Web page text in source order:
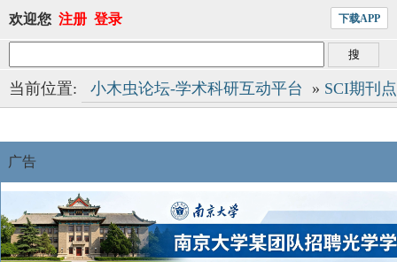
欢迎您 注册 登录 下载APP
当前位置: 小木虫论坛-学术科研互动平台 » SCI期刊
广告